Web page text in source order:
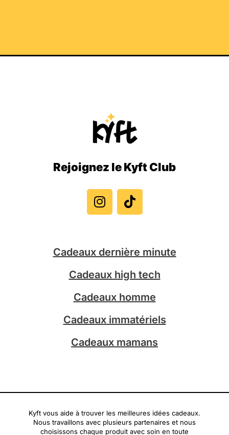
Rejoignez le Kyft Club
n
s
t
r
a
m
i
k
t
Cadeaux dernière minute
Cadeaux high tech
Cadeaux homme
Cadeaux immatériels
Cadeaux mamans
Kyft vous aide à trouver les meilleures idées cadeaux.
Nous travaillons avec plusieurs partenaires et nous
choisissons chaque produit avec soin en toute